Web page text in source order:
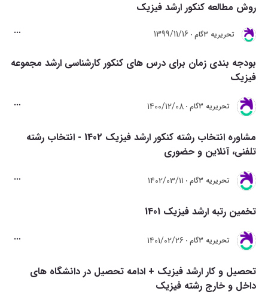
روش مطالعه کنکور ارشد فیزیک
تحريريه 3گام 1399/11/16
بودجه بندی زمان برای درس های کنکور کارشناسی ارشد مجموعه
فیزیک
تحريريه 3گام 1400/12/08
مشاوره انتخاب رشته کنکور ارشد فیزیک 1402 - انتخاب رشته
تلفنی، آنلاین و حضوری
تحريريه 3گام 1402/03/11
تخمین رتبه ارشد فیزیک 1401
تحريريه 3گام 1401/02/26
تحصیل و کار ارشد فیزیک + ادامه تحصیل در دانشگاه های
داخل و خارج رشته فیزیک